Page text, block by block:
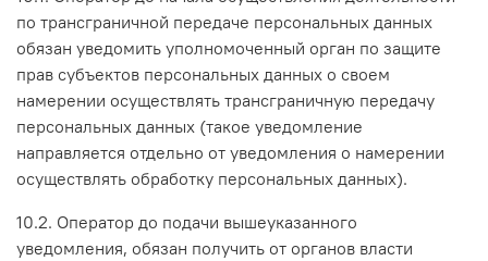
по трансграничной передаче персональных данных
обязан уведомить уполномоченный орган по защите
прав субъектов персональных данных о своем
намерении осуществлять трансграничную передачу
персональных данных (такое уведомление
направляется отдельно от уведомления о намерении
осуществлять обработку персональных данных).
10.2. Оператор до подачи вышеуказанного
уведомления, обязан получить от органов власти